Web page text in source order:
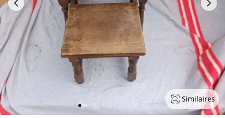
Similaires